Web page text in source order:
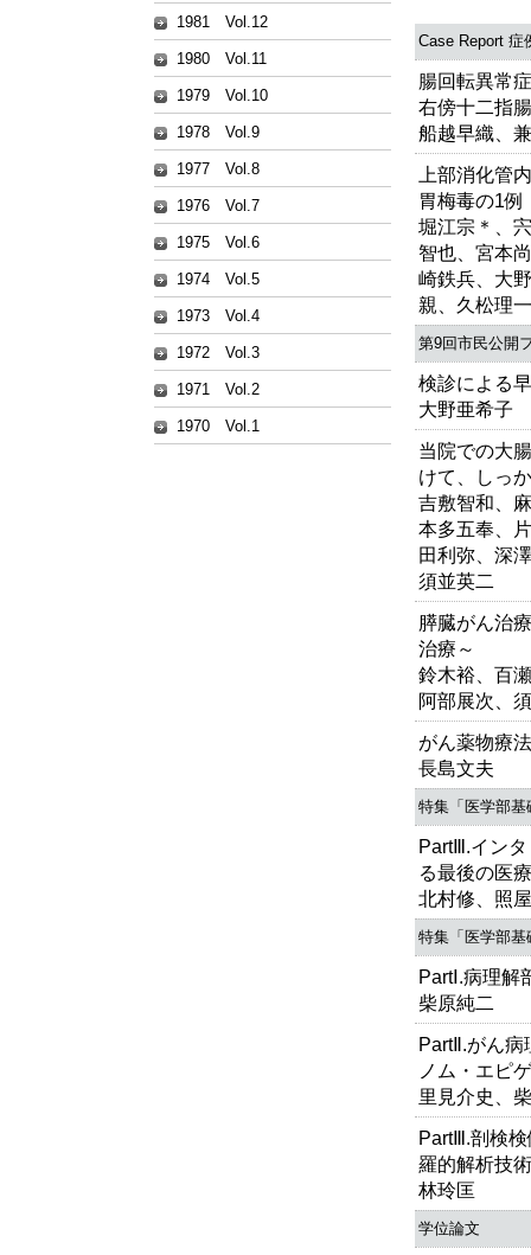
1981 Vol.12
1980 Vol.11
1979 Vol.10
1978 Vol.9
1977 Vol.8
1976 Vol.7
1975 Vol.6
1974 Vol.5
1973 Vol.4
1972 Vol.3
1971 Vol.2
1970 Vol.1
Case Report 症
腸回転異常
右傍十二指
船越早織、
上部消化管
胃梅毒の1
堀江宗＊、
智也、宮本
崎鉄兵、大
親、久松理一
第9回市民公開
検診による
大野亜希子
当院での大
けて、しっ
吉敷智和、
本多五奉、
田利弥、深
須並英二
膵臓がん治
治療～
鈴木裕、百
阿部展次、
がん薬物療
長島文夫
特集「医学部
PartⅢ.イン
る最後の医
北村修、照
特集「医学部
PartⅠ.病理解
柴原純二
PartⅡ.がん
ノム・エピ
里見介史、
PartⅢ.剖検
羅的解析技
林玲匡
学位論文